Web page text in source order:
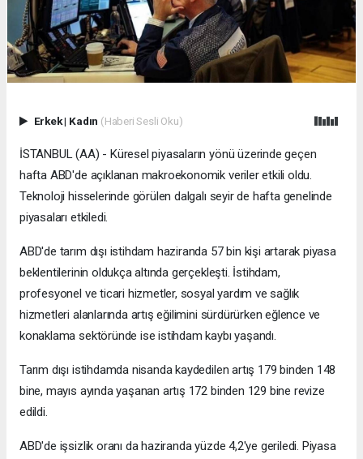
Erkek| Kadın (Haberi Sesli Oku)
İSTANBUL (AA) - Küresel piyasaların yönü üzerinde geçen
hafta ABD'de açıklanan makroekonomik veriler etkili oldu.
Teknoloji hisselerinde görülen dalgalı seyir de hafta genelinde
piyasaları etkiledi.
ABD'de tarım dışı istihdam haziranda 57 bin kişi artarak piyasa
beklentilerinin oldukça altında gerçekleşti. İstihdam,
profesyonel ve ticari hizmetler, sosyal yardım ve sağlık
hizmetleri alanlarında artış eğilimini sürdürürken eğlence ve
konaklama sektöründe ise istihdam kaybı yaşandı.
Tarım dışı istihdamda nisanda kaydedilen artış 179 binden 148
bine, mayıs ayında yaşanan artış 172 binden 129 bine revize
edildi.
ABD'de işsizlik oranı da haziranda yüzde 4,2'ye geriledi. Piyasa